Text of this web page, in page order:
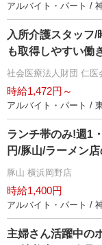
アルバイト・パート /
入所介護スタッフ
も取得しやすい働
社会医療法人財団 仁医
時給1,472円～
アルバイト・パート /
ランチ帯のみ!週1
円/豚山/ラーメン
豚山 横浜岡野店
時給1,400円
アルバイト・パート /
主婦さん活躍中の